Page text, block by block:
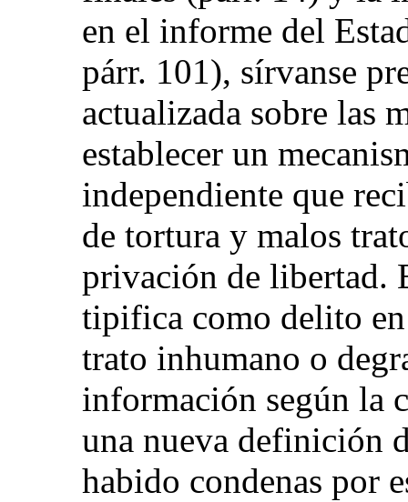
en el informe del
párr. 101), sírvanse
actualizada sobre las
establecer un
independiente que
de tortura y malos
privación de libertad.
tipifica como delito
trato inhumano o
información según la
una nueva definición
habido condenas por